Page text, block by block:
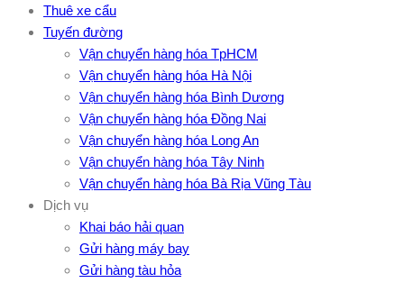
Thuê xe cẩu
Tuyến đường
Vận chuyển hàng hóa TpHCM
Vận chuyển hàng hóa Hà Nội
Vận chuyển hàng hóa Bình Dương
Vận chuyển hàng hóa Đồng Nai
Vận chuyển hàng hóa Long An
Vận chuyển hàng hóa Tây Ninh
Vận chuyển hàng hóa Bà Rịa Vũng Tàu
Dịch vụ
Khai báo hải quan
Gửi hàng máy bay
Gửi hàng tàu hỏa